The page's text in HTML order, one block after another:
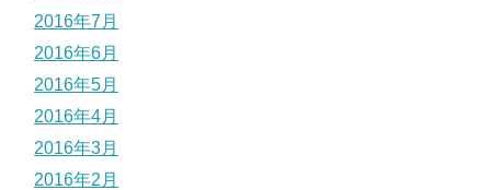
2016年7月
2016年6月
2016年5月
2016年4月
2016年3月
2016年2月